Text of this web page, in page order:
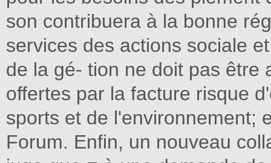
son contribuera à la bonne
services des actions sociale
de la gé- tion ne doit pas être
offertes par la facture risque
sports et de l'environnement;
Forum. Enﬁn, un nouveau